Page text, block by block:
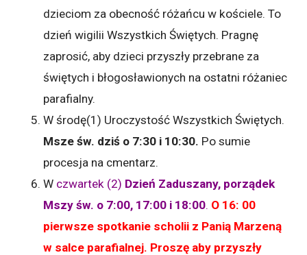
dzieciom za obecność różańcu w kościele. To
dzień wigilii Wszystkich Świętych. Pragnę
zaprosić, aby dzieci przyszły przebrane za
świętych i błogosławionych na ostatni różaniec
parafialny.
W środę(1) Uroczystość Wszystkich Świętych.
Msze św. dziś o 7:30 i 10:30. Po sumie
procesja na cmentarz.
W czwartek (2) Dzień Zaduszany, porządek
Mszy św. o 7:00, 17:00 i 18:00. O 16: 00
pierwsze spotkanie scholii z Panią Marzeną
w salce parafialnej. Proszę aby przyszły